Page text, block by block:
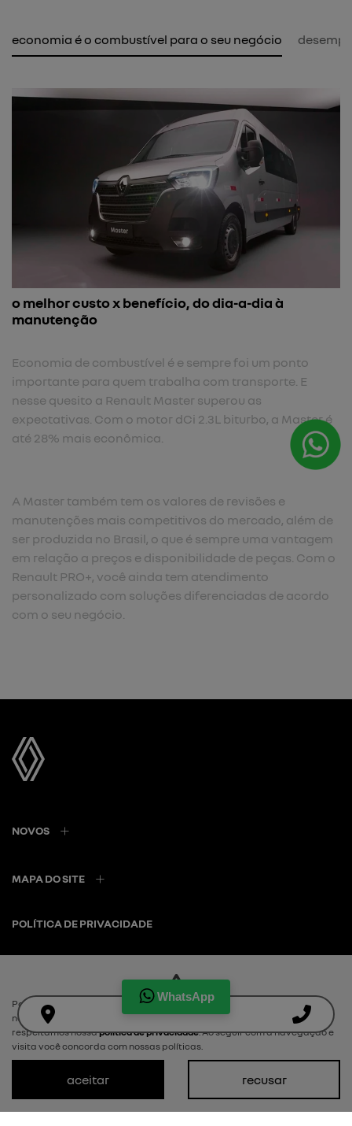
WhatsApp
economia é o combustível para o seu negócio
o melhor custo x benefício, do dia-a-dia à
manutenção
Economia de combustível é e sempre foi um ponto
importante para quem trabalha com transporte. E
nesse quesito a Renault Master superou as
expectativas. Com o motor dCi 2.3L biturbo, a Master é
até 28% mais econômica.​
A Master também tem os valores de revisões e
manutenções mais competitivos do mercado, além de
ser produzida no Brasil, o que é sempre uma vantagem
em relação a preços e disponibilidade de peças. Com o
Renault PRO+, você ainda tem atendimento
personalizado com soluções diferenciadas de acordo
com o seu negócio.
NOVOS
MAPA DO SITE
POLÍTICA DE PRIVACIDADE
PRIMAVIA COMERCIO DE AUTOMOVEIS LTDA
CNPJ: 13.929.982/0001-42
Desacelere. Seu bem maior é a vida.
Para otimizar sua experiência durante a navegação, fazemos uso de
nossa política de cookies e para proteger seus dados pessoais
respeitamos nossapolítica de privacidade. Ao seguir com a navegação e
visita você concorda com nossas políticas.
aceitar recusar